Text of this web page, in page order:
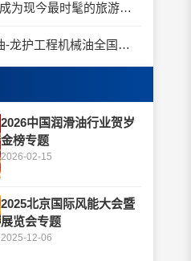
9、房车自驾游成为现今最时髦的旅游方式
10、玉柴马石油-龙护工程机械油全国招商丨卓越的品质，专业的品牌！
2026中国润滑油行业贺岁
金榜专题
2026-02-15
2025北京国际风能大会暨
展览会专题
2025-12-06